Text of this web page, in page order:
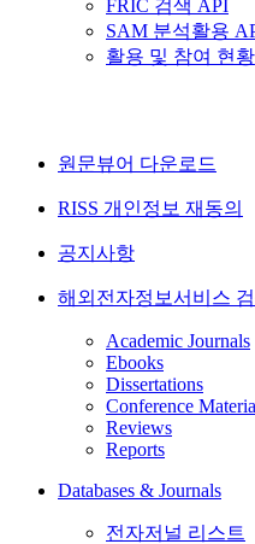
FRIC 검색 API
SAM 분석활용
활용 및 참여 현황
원문뷰어 다운로드
RISS 개인정보 재동의
공지사항
해외전자정보서비스
Academic Journals
Ebooks
Dissertations
Conference
Reviews
Reports
Databases & Journals
전자저널 리스트